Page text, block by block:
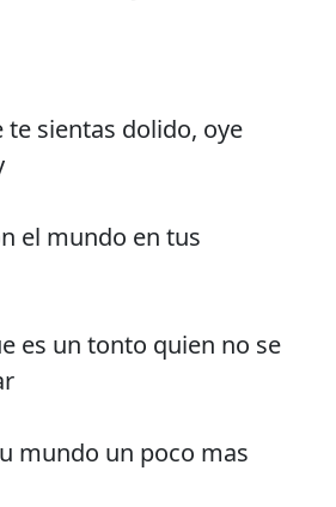
te sientas dolido, oye
el mundo en tus
es un tonto quien no se
mundo un poco mas